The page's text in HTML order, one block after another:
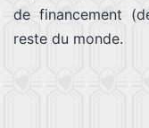
de financement
reste du monde.